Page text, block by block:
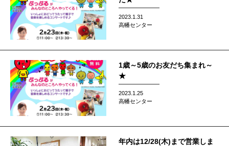
2023.1.31
高幡センター
1歳～5歳のお友だち集まれ～
★
2023.1.25
高幡センター
年内は12/28(木)まで営業しま